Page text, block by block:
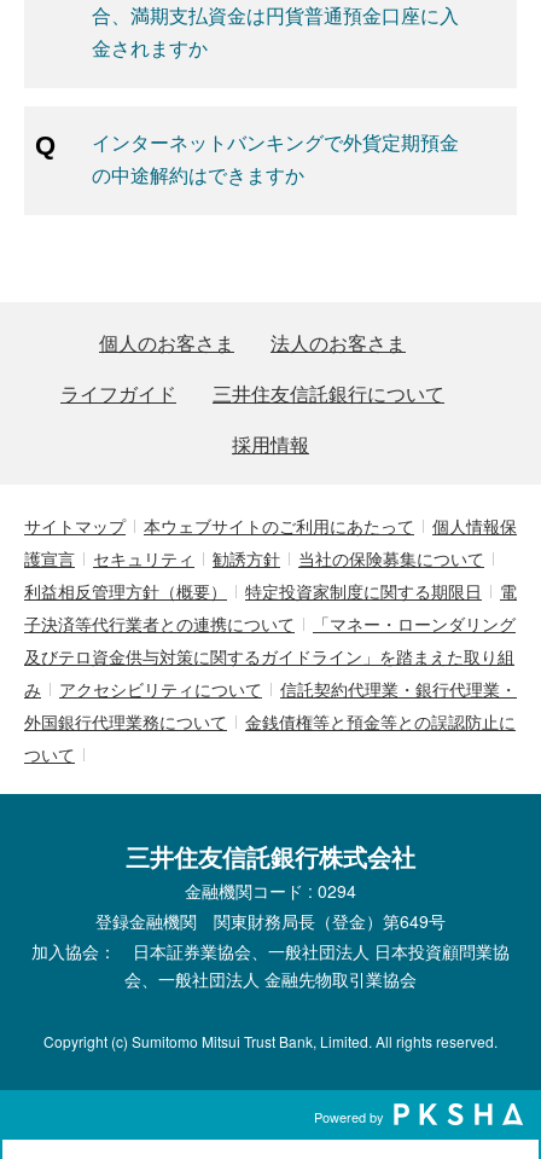
合、満期支払資金は円貨普通預金口座に入
金されますか
インターネットバンキングで外貨定期預金
の中途解約はできますか
個人のお客さま
法人のお客さま
ライフガイド
三井住友信託銀行について
採用情報
サイトマップ 本ウェブサイトのご利用にあたって
個人情報保
護宣言
セキュリティ 勧誘方針
当社の保険募集について
利益相反管理方針（概要）
特定投資家制度に関する期限日
電
子決済等代行業者との連携について
「マネー・ローンダリング
及びテロ資金供与対策に関するガイドライン」を踏まえた取り組
み
アクセシビリティについて
信託契約代理業・銀行代理業・
外国銀行代理業務について
金銭債権等と預金等との誤認防止に
ついて
三井住友信託銀行株式会社
金融機関コード : 0294
登録金融機関 関東財務局長（登金）第649号
加入協会： 日本証券業協会、一般社団法人 日本投資顧問業協
会、一般社団法人 金融先物取引業協会
Copyright (c) Sumitomo Mitsui Trust Bank, Limited. All rights reserved.
Powered by